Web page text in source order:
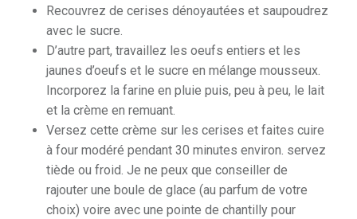
Recouvrez de cerises dénoyautées et saupoudrez
avec le sucre.
D’autre part, travaillez les oeufs entiers et les
jaunes d’oeufs et le sucre en mélange mousseux.
Incorporez la farine en pluie puis, peu à peu, le lait
et la crème en remuant.
Versez cette crème sur les cerises et faites cuire
à four modéré pendant 30 minutes environ. servez
tiède ou froid. Je ne peux que conseiller de
rajouter une boule de glace (au parfum de votre
choix) voire avec une pointe de chantilly pour